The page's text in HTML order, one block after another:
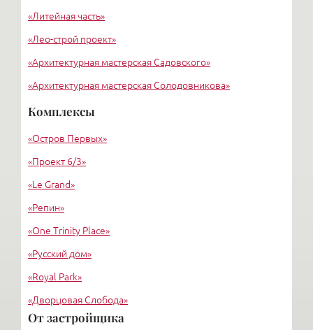
«Литейная часть»
«Лео-строй проект»
«Архитектурная мастерская Садовского»
«Архитектурная мастерская Солодовникова»
«Евгений Подгорнов, Intercollomnium»
Михаил Алексеевич Макаров
Комплексы
«Остров Первых»
«Проект 6/3»
«Le Grand»
«Репин»
«One Trinity Place»
«Русский дом»
«Royal Park»
«Дворцовая Слобода»
«Дом у Ратуши»
От застройщика